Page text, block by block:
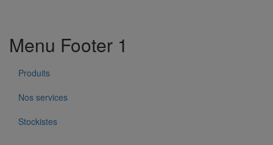
Menu Footer 1
Produits
Nos services
Stockistes